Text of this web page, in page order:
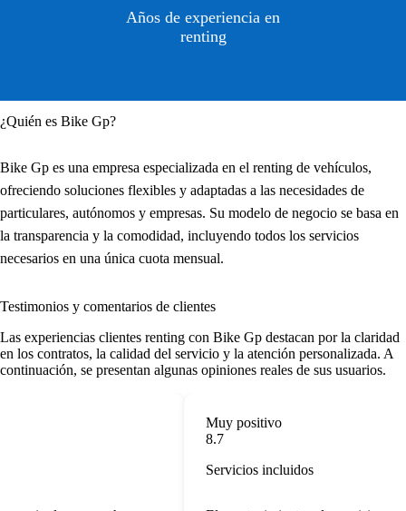
Años de experiencia en
renting
¿Quién es Bike Gp?
Bike Gp es una empresa especializada en el renting de vehículos,
ofreciendo soluciones flexibles y adaptadas a las necesidades de
particulares, autónomos y empresas. Su modelo de negocio se basa en
la transparencia y la comodidad, incluyendo todos los servicios
necesarios en una única cuota mensual.
Testimonios y comentarios de clientes
Las experiencias clientes renting con Bike Gp destacan por la claridad
en los contratos, la calidad del servicio y la atención personalizada. A
continuación, se presentan algunas opiniones reales de sus usuarios.
Muy positivo
8.7
Servicios incluidos